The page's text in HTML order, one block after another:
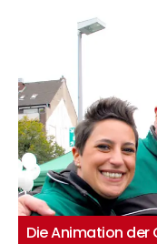
Die Animation der